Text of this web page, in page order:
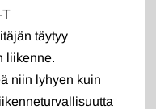
T
täytyy
liikenne.
niin lyhyen kuin